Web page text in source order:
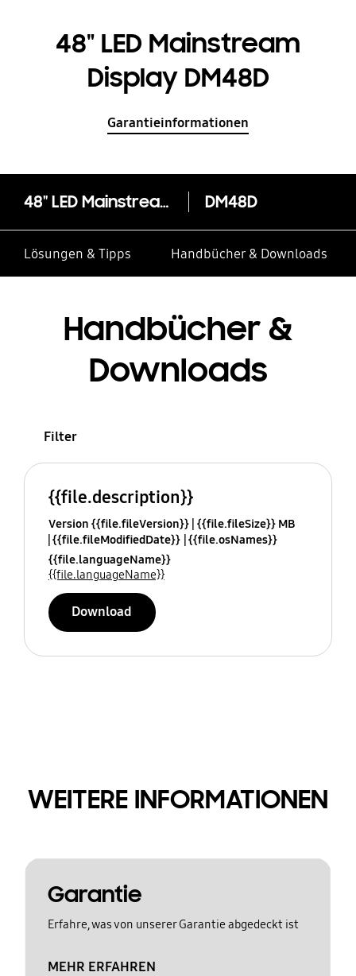
48" LED Mainstream
Display DM48D
Garantieinformationen
48" LED Mainstream Display DM48D DM48D
Lösungen & Tipps Handbücher & Downloads
Handbücher &
Downloads
Filter
{{file.description}}
Version {{file.fileVersion}} {{file.fileSize}} MB
{{file.fileModifiedDate}} {{file.osNames}}
{{file.languageName}}
{{file.languageName}}
Download
WEITERE INFORMATIONEN
Garantie
Erfahre, was von unserer Garantie abgedeckt ist
MEHR ERFAHREN